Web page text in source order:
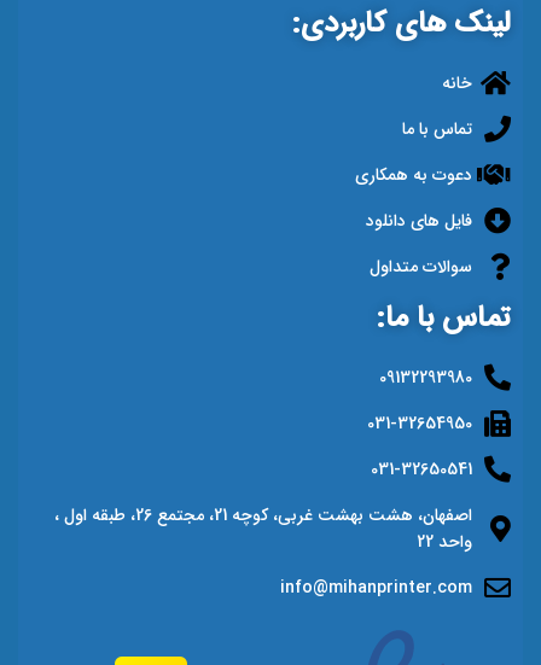
لینک های کاربردی:
خانه
تماس با ما
دعوت به همکاری
فایل های دانلود
سوالات متداول
تماس با ما:
09132293980
031-32654950
031-32650541
اصفهان، هشت بهشت غربی، کوچه 21، مجتمع 26، طبقه اول ،
واحد 22
info@mihanprinter.com